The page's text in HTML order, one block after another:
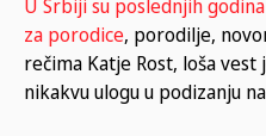
U Srbiji su poslednjih
za porodice, porodilje,
rečima Katje Rost, loša
nikakvu ulogu u podizanju